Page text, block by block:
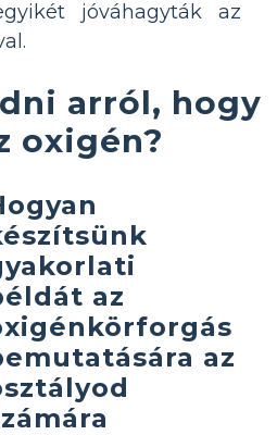
jóváhagyták az
arról, hogy
oxigén?
az
az